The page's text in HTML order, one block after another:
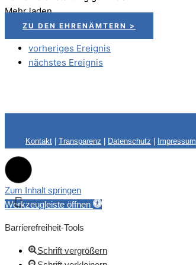
Mehr laden
ZU DEN EHRENÄMTERN >
vorheriges Ereignis
nächstes Ereignis
Kontakt
Transparenz Datenschutz Impressum
Zum Inhalt springen
Werkzeugleiste öffnen
Barrierefreiheit-Tools
Schrift vergrößern